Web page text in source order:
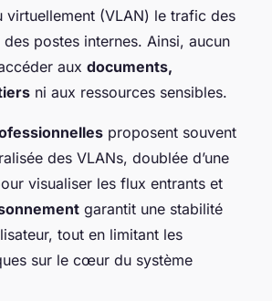
virtuellement (VLAN) le trafic des
postes internes. Ainsi, aucun
aux documents,
ni aux ressources sensibles.
proposent souvent
des VLANs, doublée d’une
visualiser les flux entrants et
garantit une stabilité
tout en limitant les
sur le cœur du système